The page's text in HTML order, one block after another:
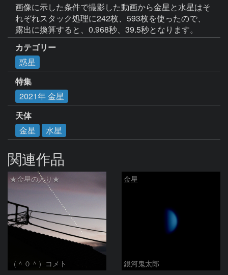
画像に示した条件で撮影した動画から金星と水星はそ
れぞれスタック処理に242枚、593枚を使ったので、
露出に換算すると、0.968秒、39.5秒となります。
カテゴリー
惑星
特集
2021年 金星
天体
金星
水星
関連作品
★金星の入り★
（＾０＾）コメト
金星
銀河鬼太郎